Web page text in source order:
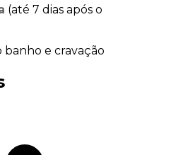
(até 7 dias após o
banho e cravação